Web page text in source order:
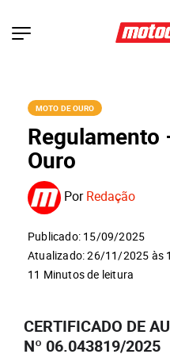
MOTO DE OURO
Regulamento
Ouro
PorRedação
Publicado: 15/09/2025
Atualizado: 26/11/2025 às
11 Minutos de leitura
CERTIFICADO DE
Nº 06.043819/2025